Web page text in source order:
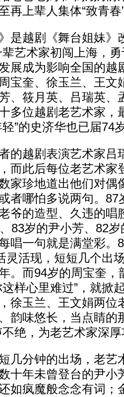
再上辈人集体“致青春
越剧《舞台姐妹》
辈艺术家初闯上海，
展成为影响全国的越
宝奎、徐玉兰、王文
、筱月英、吕瑞英、
多位越剧老艺术家，
”的史济华也已届74
越剧表演艺术家吕
而此后每位老艺术家
家珍地道出他们对偶
者哪怕多说两句。87
爷的造型、久违的唱
83岁的尹小芳、82
唱一句就是满堂彩。
灵活现，短短几个出
。而94岁的周宝奎，
样心里难过”，就掀
徐玉兰、王文娟两位
韵味悠长，当点睛的
绝，为老艺术家深
分钟的出场，老艺
十年未曾登台的尹小
如疯魔般念念有词；